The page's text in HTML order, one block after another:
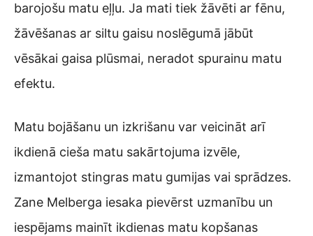
barojošu matu eļļu. Ja mati tiek žāvēti ar fēnu,
žāvēšanas ar siltu gaisu noslēgumā jābūt
vēsākai gaisa plūsmai, neradot spurainu matu
efektu.
Matu bojāšanu un izkrišanu var veicināt arī
ikdienā cieša matu sakārtojuma izvēle,
izmantojot stingras matu gumijas vai sprādzes.
Zane Melberga iesaka pievērst uzmanību un
iespējams mainīt ikdienas matu kopšanas